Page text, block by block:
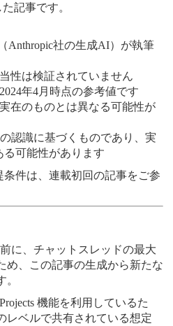
記事です。
Anthropic社の生成AI）が執筆
性は検証されていません
年4月時点の参考値です
在のものとは異なる可能性が
認識に基づくものであり、実
可能性があります
件は、連載初回の記事をご参
に、チャットスレッドの最大
め、この記事の生成から新たな
機能を利用しているた
レベルで共有されている想定